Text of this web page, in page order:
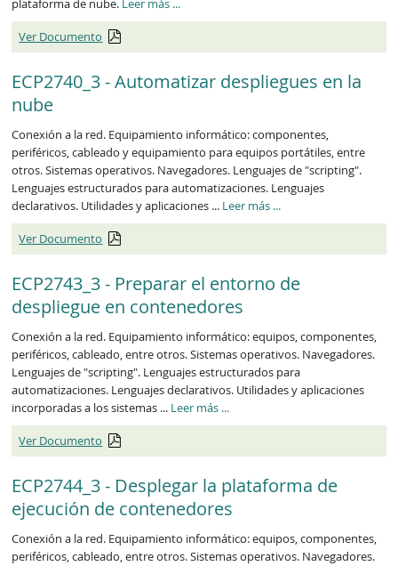
plataforma de nube. Leer más ...
Ver Documento
ECP2740_3 - Automatizar despliegues en la
nube
Conexión a la red. Equipamiento informático: componentes,
periféricos, cableado y equipamiento para equipos portátiles, entre
otros. Sistemas operativos. Navegadores. Lenguajes de "scripting".
Lenguajes estructurados para automatizaciones. Lenguajes
declarativos. Utilidades y aplicaciones ... Leer más ECP2740_3
...
Ver Documento
ECP2743_3 - Preparar el entorno de
despliegue en contenedores
Conexión a la red. Equipamiento informático: equipos, componentes,
periféricos, cableado, entre otros. Sistemas operativos. Navegadores.
Lenguajes de "scripting". Lenguajes estructurados para
automatizaciones. Lenguajes declarativos. Utilidades y aplicaciones
incorporadas a los sistemas ... Leer más ECP2743_3
...
Ver Documento
ECP2744_3 - Desplegar la plataforma de
ejecución de contenedores
Conexión a la red. Equipamiento informático: equipos, componentes,
periféricos, cableado, entre otros. Sistemas operativos. Navegadores.